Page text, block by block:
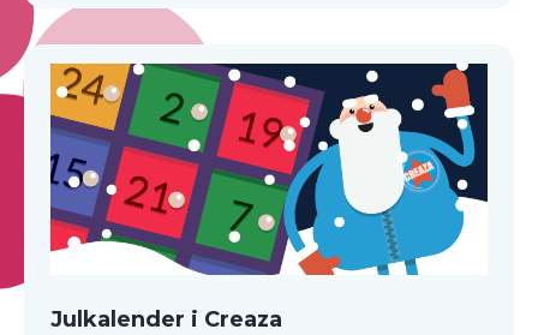
Julkalender i Creaza